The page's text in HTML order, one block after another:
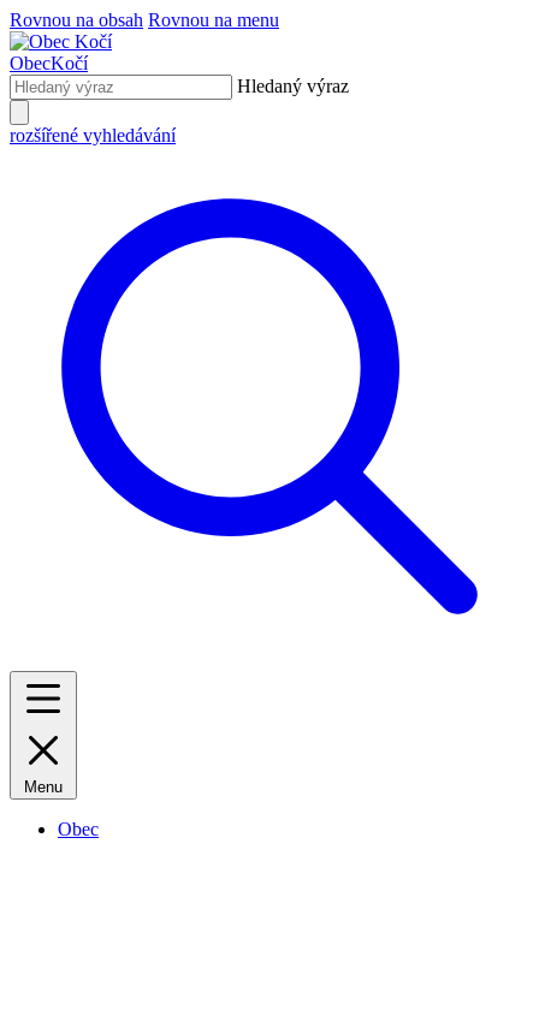
Rovnou na obsah Rovnou na menu
ObecKočí
Hledaný výraz
rozšířené vyhledávání
Menu
Obec